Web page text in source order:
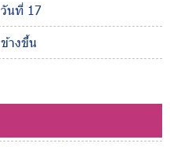
วันที่ 17
ข้างขึ้น